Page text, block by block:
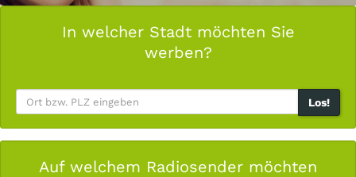
In welcher Stadt möchten Sie
werben?
Los!
Auf welchem Radiosender möchten